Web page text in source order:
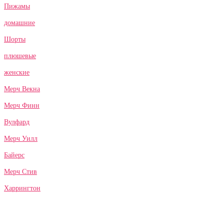
Пижамы
домашние
Шорты
плюшевые
женские
Мерч Векна
Мерч Финн
Вулфард
Мерч Уилл
Байерс
Мерч Стив
Харрингтон